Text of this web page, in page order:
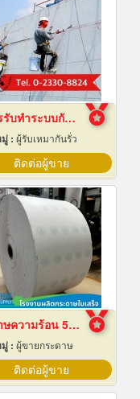
บริการรับทำระบบกันซึม
: ผู้รับเหมากันรั่ว
ติดต่อผู้ขาย
กระดาษความร้อน 57x80 ราคาส่ง
: ผู้ขายกระดาษ
ติดต่อผู้ขาย